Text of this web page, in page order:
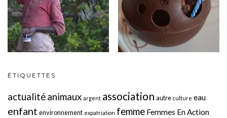
ÉTIQUETTES
actualitéanimaux argent association autre culture eau
enfant environnement expatriation femme Femmes En Action